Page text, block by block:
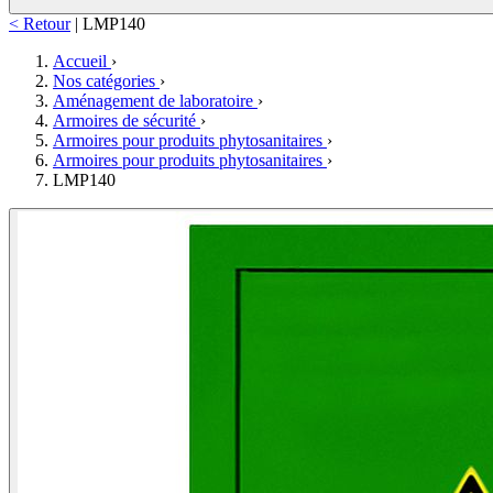
< Retour | LMP140
Accueil ›
Nos catégories ›
Aménagement de laboratoire ›
Armoires de sécurité ›
Armoires pour produits phytosanitaires ›
Armoires pour produits phytosanitaires ›
LMP140